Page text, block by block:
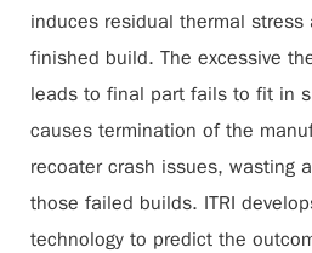
induces residual thermal
finished build. The excessive
leads to final part fails to fit in
causes termination of the
recoater crash issues, wasting
those failed builds. ITRI
technology to predict the